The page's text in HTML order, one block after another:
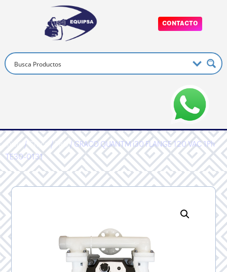
CONTACTO
Inicio/Graco/PRO/ GRACO QUANTM i30 FLANGE 120 VAC 1Ph
TE30-0131